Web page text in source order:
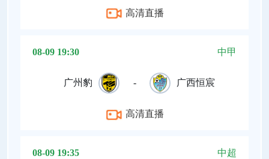
高清直播
08-09 19:30 中甲
广州豹 - 广西恒宸
高清直播
08-09 19:35 中超